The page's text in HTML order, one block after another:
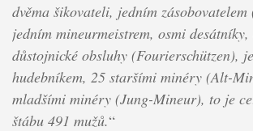
dvěma šikovateli, jedním
jedním mineurmeistrem, osmi
důstojnické obsluhy (Fourierschützen),
hudebníkem, 25 staršími minéry (Alt-
mladšími minéry (Jung-Mineur), to je
štábu 491 mužů.“